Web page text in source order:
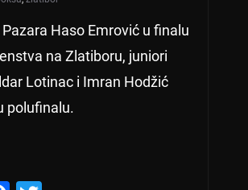
Haso Emrović u finalu
na Zlatiboru, juniori
Lotinac i Imran Hodžić
polufinalu.